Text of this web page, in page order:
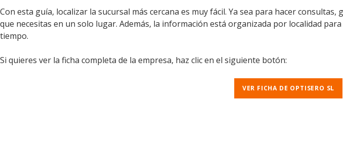
Con esta guía, localizar la sucursal más cercana es muy fácil. Ya sea para hacer
que necesitas en un solo lugar. Además, la información está organizada por localidad
tiempo.
Si quieres ver la ficha completa de la empresa, haz clic en el siguiente botón:
VER FICHA DE OPTISERO SL